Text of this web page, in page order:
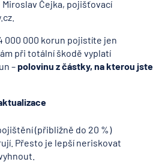
Čejka, pojišťovací
000 000 korun pojistíte jen
při totální škodě vyplatí
–polovinu z částky, na kterou jste
(přibližně do 20 %)
Přesto je lepší neriskovat